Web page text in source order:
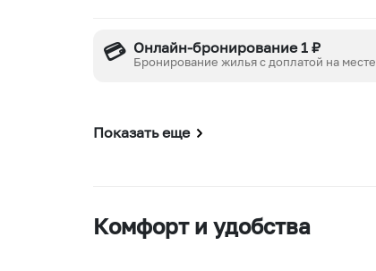
💳 Онлайн-бронирование 1 ₽
Бронирование жилья с доплатой на месте
Показать еще
Комфорт и удобства